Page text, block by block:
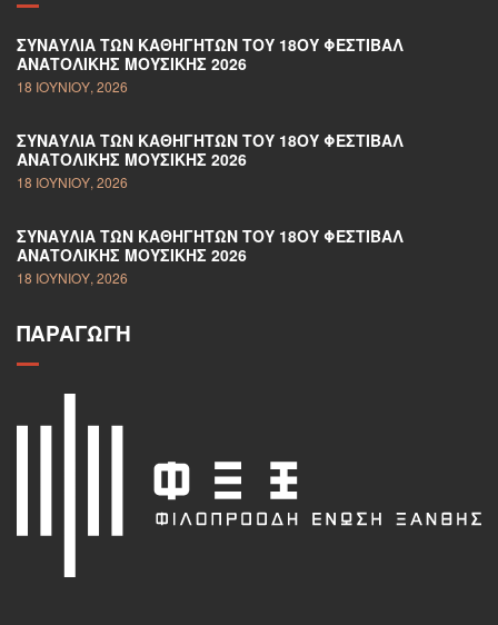
ΣΥΝΑΥΛΊΑ ΤΩΝ ΚΑΘΗΓΗΤΏΝ ΤΟΥ 18ΟΥ ΦΕΣΤΙΒΆΛ
ΑΝΑΤΟΛΙΚΉΣ ΜΟΥΣΙΚΉΣ 2026
18 ΙΟΥΝΊΟΥ, 2026
ΣΥΝΑΥΛΊΑ ΤΩΝ ΚΑΘΗΓΗΤΏΝ ΤΟΥ 18ΟΥ ΦΕΣΤΙΒΆΛ
ΑΝΑΤΟΛΙΚΉΣ ΜΟΥΣΙΚΉΣ 2026
18 ΙΟΥΝΊΟΥ, 2026
ΣΥΝΑΥΛΊΑ ΤΩΝ ΚΑΘΗΓΗΤΏΝ ΤΟΥ 18ΟΥ ΦΕΣΤΙΒΆΛ
ΑΝΑΤΟΛΙΚΉΣ ΜΟΥΣΙΚΉΣ 2026
18 ΙΟΥΝΊΟΥ, 2026
ΠΑΡΑΓΩΓΉ